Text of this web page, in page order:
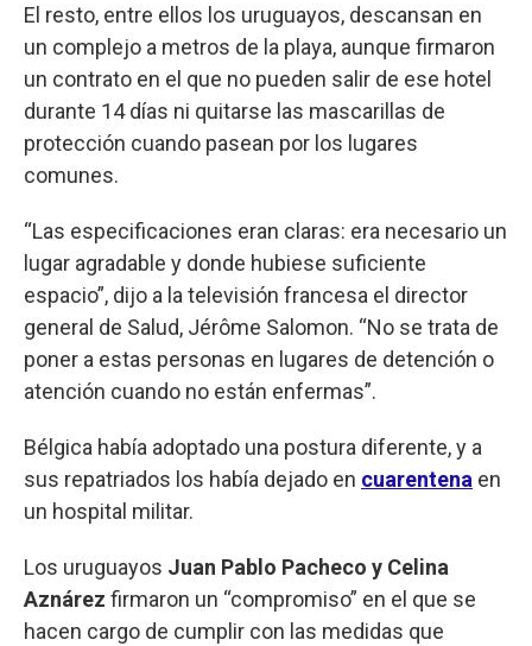
El resto, entre ellos los uruguayos, descansan en
un complejo a metros de la playa, aunque firmaron
un contrato en el que no pueden salir de ese hotel
durante 14 días ni quitarse las mascarillas de
protección cuando pasean por los lugares
comunes.
“Las especificaciones eran claras: era necesario un
lugar agradable y donde hubiese suficiente
espacio”, dijo a la televisión francesa el director
general de Salud, Jérôme Salomon. “No se trata de
poner a estas personas en lugares de detención o
atención cuando no están enfermas”.
Bélgica había adoptado una postura diferente, y a
sus repatriados los había dejado en cuarentena en
un hospital militar.
Los uruguayos Juan Pablo Pacheco y Celina
Aznárez firmaron un “compromiso” en el que se
hacen cargo de cumplir con las medidas que